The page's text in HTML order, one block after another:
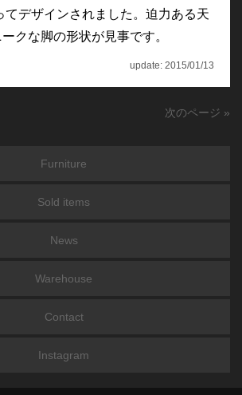
てデザインされました。迫力ある天
クな脚の形状が見事です。
update: 2015/01/13
次のページ »
Furniture
Sold items
News
Warehouse
Contact
Instagram